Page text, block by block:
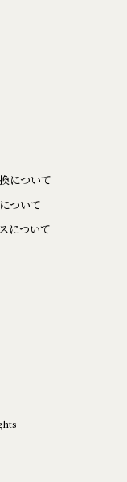
について
ついて
について